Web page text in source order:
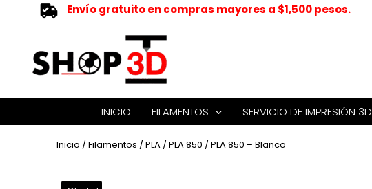
Envío gratuito en compras mayores a $1,500 pesos.
INICIO FILAMENTOS SERVICIO DE IMPRESIÓN 3D
Inicio /Filamentos /PLA /PLA 850 / PLA 850 – Blanco